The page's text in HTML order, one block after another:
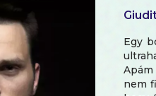
Egy
nem